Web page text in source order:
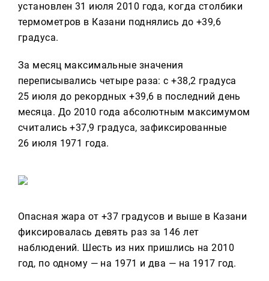
установлен 31 июля 2010 года, когда столбики
термометров в Казани поднялись до +39,6
градуса.
За месяц максимальные значения
переписывались четыре раза: с +38,2 градуса
25 июля до рекордных +39,6 в последний день
месяца. До 2010 года абсолютным максимумом
считались +37,9 градуса, зафиксированные
26 июля 1971 года.
Опасная жара от +37 градусов и выше в Казани
фиксировалась девять раз за 146 лет
наблюдений. Шесть из них пришлись на 2010
год, по одному — на 1971 и два — на 1917 год.